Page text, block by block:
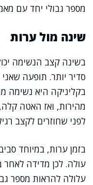
מספר גבולי יחד עם
שינה מול ערות
בשינה קצב הנשימה
סדיר יותר. תופעה
בקליניקה היא נשימה
מהירות, ואז האטה
לפני שחוזרים לקצב
בזמן ערות, במיוחד
עולה. לכן מדידה לאחר
עלולה להראות מספר